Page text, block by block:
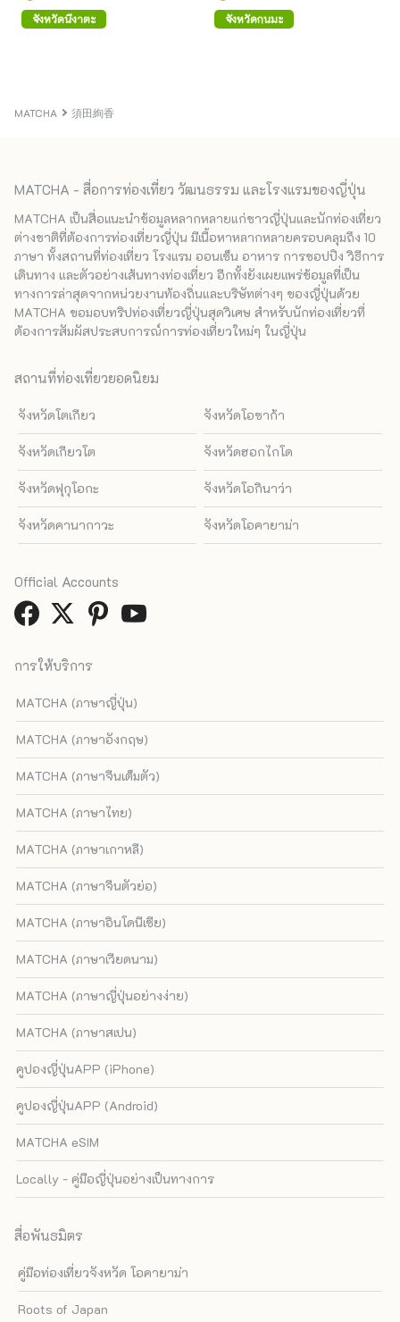
MATCHA 須田絢香
จังหวัดนีงาตะ
จังหวัดกุนมะ
MATCHA - สื่อการท่องเที่ยว วัฒนธรรม และโรงแรมของญี่ปุ่น
MATCHA เป็นสื่อแนะนำข้อมูลหลากหลายแก่ชาวญี่ปุ่นและนักท่องเที่ยว
ต่างชาติที่ต้องการท่องเที่ยวญี่ปุ่น มีเนื้อหาหลากหลายครอบคลุมถึง 10
ภาษา ทั้งสถานที่ท่องเที่ยว โรงแรม ออนเซ็น อาหาร การชอปปิง วิธีการ
เดินทาง และตัวอย่างเส้นทางท่องเที่ยว อีกทั้งยังเผยแพร่ข้อมูลที่เป็น
ทางการล่าสุดจากหน่วยงานท้องถิ่นและบริษัทต่างๆ ของญี่ปุ่นด้วย
MATCHA ขอมอบทริปท่องเที่ยวญี่ปุ่นสุดวิเศษ สำหรับนักท่องเที่ยวที่
ต้องการสัมผัสประสบการณ์การท่องเที่ยวใหม่ๆ ในญี่ปุ่น
สถานที่ท่องเที่ยวยอดนิยม
จังหวัดโตเกียว จังหวัดโอซาก้า
จังหวัดเกียวโต จังหวัดฮอกไกโด
จังหวัดฟุกุโอกะ จังหวัดโอกินาว่า
จังหวัดคานากาวะ จังหวัดโอคายาม่า
การให้บริการ
MATCHA (ภาษาญี่ปุ่น)
MATCHA (ภาษาอังกฤษ)
MATCHA (ภาษาจีนเต็มตัว)
MATCHA (ภาษาไทย)
MATCHA (ภาษาเกาหลี)
MATCHA (ภาษาจีนตัวย่อ)
MATCHA (ภาษาอินโดนีเซีย)
MATCHA (ภาษาเวียดนาม)
MATCHA (ภาษาญี่ปุ่นอย่างง่าย)
MATCHA (ภาษาสเปน)
คูปองญี่ปุ่นAPP (iPhone)
คูปองญี่ปุ่นAPP (Android)
MATCHA eSIM
Locally - คู่มือญี่ปุ่นอย่างเป็นทางการ
สื่อพันธมิตร
คู่มือท่องเที่ยวจังหวัด โอคายาม่า
Roots of Japan
Official Accounts